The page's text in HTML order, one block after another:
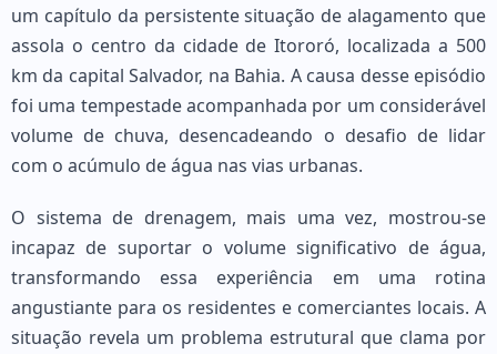
um capítulo da persistente situação de alagamento que
assola o centro da cidade de Itororó, localizada a 500
km da capital Salvador, na Bahia. A causa desse episódio
foi uma tempestade acompanhada por um considerável
volume de chuva, desencadeando o desafio de lidar
com o acúmulo de água nas vias urbanas.
O sistema de drenagem, mais uma vez, mostrou-se
incapaz de suportar o volume significativo de água,
transformando essa experiência em uma rotina
angustiante para os residentes e comerciantes locais. A
situação revela um problema estrutural que clama por